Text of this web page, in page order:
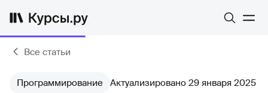
Все статьи
Программирование Актуализировано 29 января 2025